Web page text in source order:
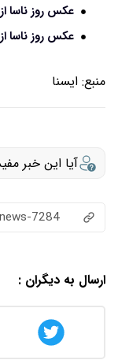
عکس روز ناسا
عکس روز ناسا
منبع: ايسنا
آیا این خبر
7284
ارسال به دیگران :